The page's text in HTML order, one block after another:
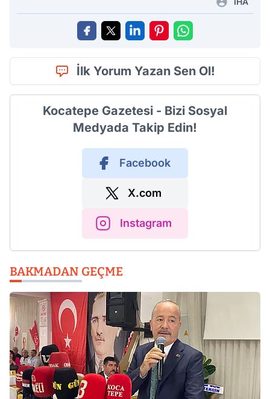
İlk Yorum Yazan Sen Ol!
Kocatepe Gazetesi - Bizi Sosyal
Medyada Takip Edin!
Facebook
X.com
Instagram
BAKMADAN GEÇME